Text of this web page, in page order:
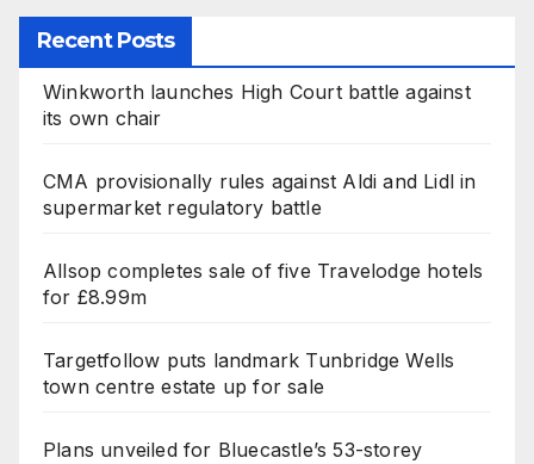
Recent Posts
Winkworth launches High Court battle against
its own chair
CMA provisionally rules against Aldi and Lidl in
supermarket regulatory battle
Allsop completes sale of five Travelodge hotels
for £8.99m
Targetfollow puts landmark Tunbridge Wells
town centre estate up for sale
Plans unveiled for Bluecastle’s 53-storey